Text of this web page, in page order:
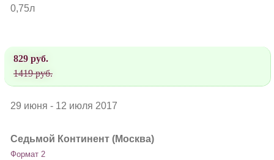
0,75л
829 руб.
1419 руб.
29 июня - 12 июля 2017
Седьмой Континент (Москва)
Формат 2